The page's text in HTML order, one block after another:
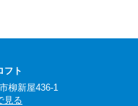
フト
柳新屋436-1
見る